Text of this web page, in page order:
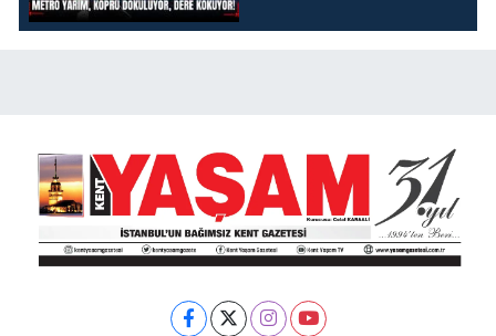
KOKUYOR!